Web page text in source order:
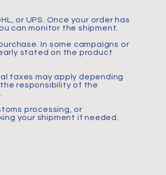
or UPS. Once your order has
can monitor the shipment.
In some campaigns or
stated on the product
taxes may apply depending
responsibility of the
processing, or
your shipment if needed.